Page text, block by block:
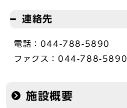
連絡先
電話：044-788-5890
ファクス：044-788-5890
施設概要